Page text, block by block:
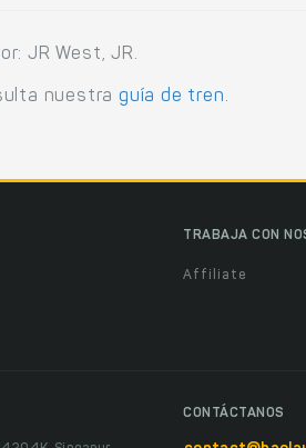
JR West, JR.
nuestra guía de tren.
TRABAJA CON
Affiliate
CONTÁCTANOS